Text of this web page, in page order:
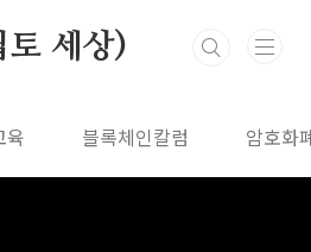
토 세상)
육 블록체인칼럼 암호화